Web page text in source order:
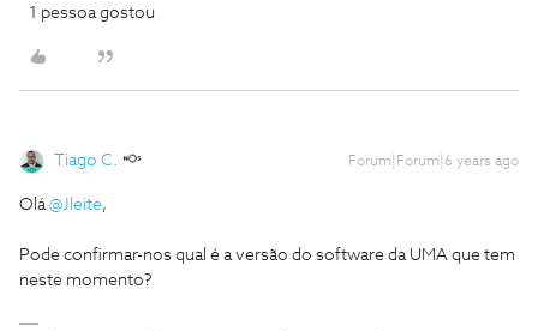
1 pessoa gostou
Tiago C. Forum|Forum|6 years ago
Olá@Jleite,
Pode confirmar-nos qual é a versão do software da UMA que tem
neste momento?